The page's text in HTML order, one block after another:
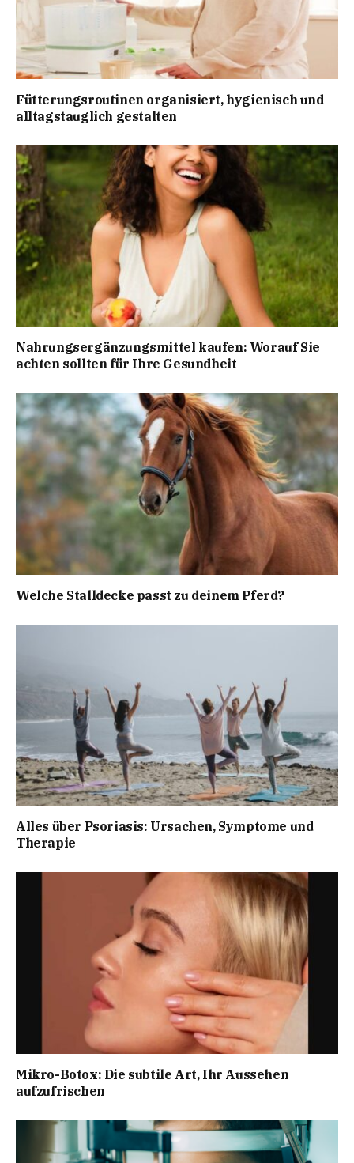
Fütterungsroutinen organisiert, hygienisch und
alltagstauglich gestalten
Nahrungsergänzungsmittel kaufen: Worauf Sie
achten sollten für Ihre Gesundheit
Welche Stalldecke passt zu deinem Pferd?
Alles über Psoriasis: Ursachen, Symptome und
Therapie
Mikro-Botox: Die subtile Art, Ihr Aussehen
aufzufrischen